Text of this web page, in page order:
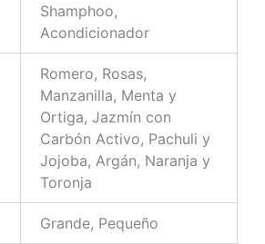
Shamphoo,
Acondicionador
Romero, Rosas,
Manzanilla, Menta y
Ortiga, Jazmín con
Carbón Activo, Pachuli y
Jojoba, Argán, Naranja y
Toronja
Grande, Pequeño